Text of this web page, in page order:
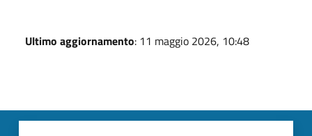
Ultimo aggiornamento: 11 maggio 2026, 10:48